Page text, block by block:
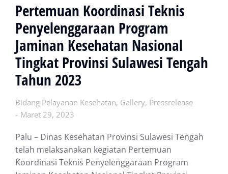
Pertemuan Koordinasi Teknis
Penyelenggaraan Program
Jaminan Kesehatan Nasional
Tingkat Provinsi Sulawesi Tengah
Tahun 2023
Bidang Pelayanan Kesehatan, Gallery, Pressrelease
Maret 29, 2023
Palu – Dinas Kesehatan Provinsi Sulawesi Tengah
telah melaksanakan kegiatan Pertemuan
Koordinasi Teknis Penyelenggaraan Program